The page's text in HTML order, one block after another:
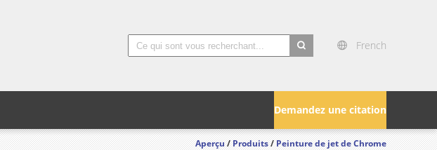
French
Demandez une citation
Aperçu/Produits/Peinture de jet de Chrome